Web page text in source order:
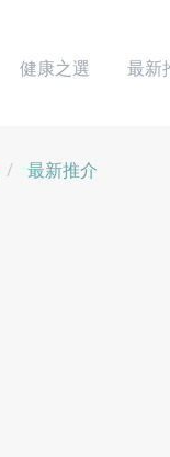
健康之選 最新
最新推介